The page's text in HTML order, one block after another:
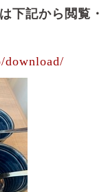
下記から閲覧
download/